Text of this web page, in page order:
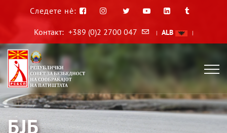
Следете нè:
Контакт: +389 (0)2 2700 047 | ALB |
БЈБ